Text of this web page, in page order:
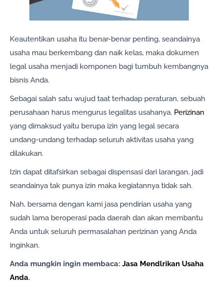
Keautentikan usaha itu benar-benar penting, seandainya
usaha mau berkembang dan naik kelas, maka dokumen
legal usaha menjadi komponen bagi tumbuh kembangnya
bisnis Anda.
Sebagai salah satu wujud taat terhadap peraturan, sebuah
perusahaan harus mengurus legalitas usahanya. Perizinan
yang dimaksud yaitu berupa izin yang legal secara
undang-undang terhadap seluruh aktivitas usaha yang
dilakukan.
Izin dapat ditafsirkan sebagai dispensasi dari larangan, jadi
seandainya tak punya izin maka kegiatannya tidak sah.
Nah, bersama dengan kami jasa pendirian usaha yang
sudah lama beroperasi pada daerah dan akan membantu
Anda untuk seluruh permasalahan perizinan yang Anda
inginkan.
Anda mungkin ingin membaca: Jasa Mendlrikan Usaha
Anda.